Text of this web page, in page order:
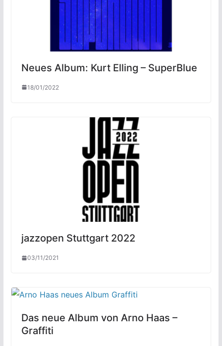
Neues Album: Kurt Elling – SuperBlue
18/01/2022
jazzopen Stuttgart 2022
03/11/2021
Das neue Album von Arno Haas –
Graffiti